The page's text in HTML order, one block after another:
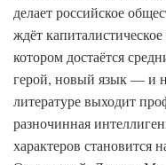
делает российское
ждёт
котором достаётся
герой, новый язык — и
литературе выходит
разночинная
характеров становится